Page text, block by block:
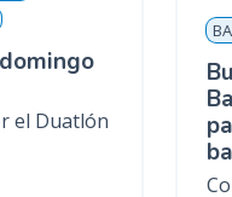
el Duatlón